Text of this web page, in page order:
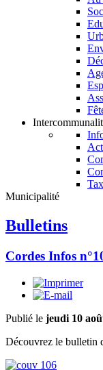
Municipalité
Bulletins
Cordes Infos
Publié le jeudi 10
Découvrez le bulletin